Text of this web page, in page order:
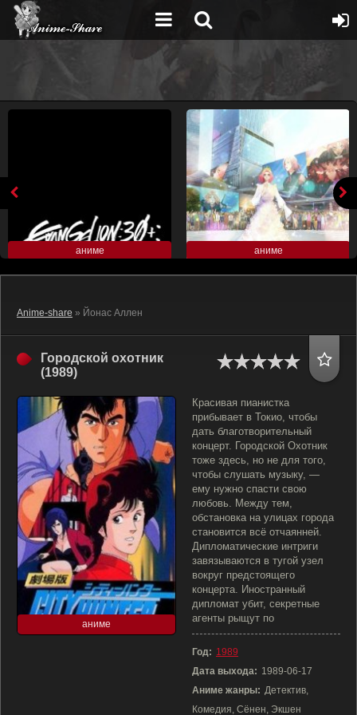
аниме аниме
Anime-share » Йонас Аллен
Городской охотник
(1989)
аниме
Красивая пианистка
прибывает в Токио, чтобы
дать благотворительный
концерт. Городской Охотник
тоже здесь, но не для того,
чтобы слушать музыку, —
ему нужно спасти свою
любовь. Между тем,
обстановка на улицах города
становится всё отчаянней.
Дипломатические интриги
завязываются в тугой узел
вокруг предстоящего
концерта. Иностранный
дипломат убит, секретные
агенты рыщут по
Год: 1989
Дата выхода: 1989-06-17
Аниме жанры: Детектив,
Комедия, Сёнен, Экшен